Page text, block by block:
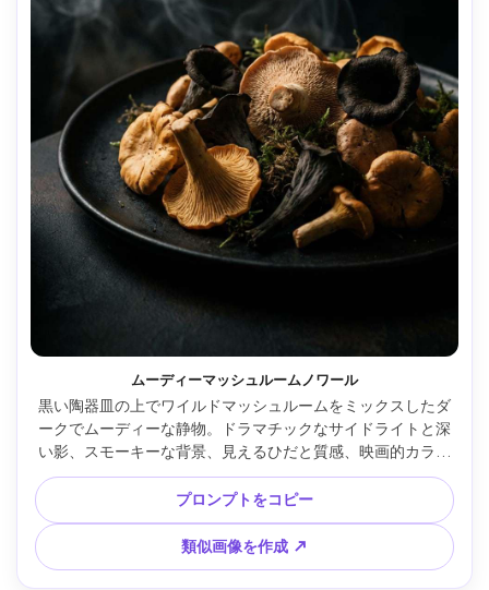
ムーディーマッシュルームノワール
黒い陶器皿の上でワイルドマッシュルームをミックスしたダ
ークでムーディーな静物。ドラマチックなサイドライトと深
い影、スモーキーな背景、見えるひだと質感、映画的カラー
グレーディング、Nikon Z7 II・105mm・f/2.5、超リアルで高
ディテール、ファインアートフードフォト --ar 4:5
プロンプトをコピー
類似画像を作成 ↗